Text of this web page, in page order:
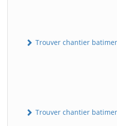
Trouver chantier
Trouver chantier